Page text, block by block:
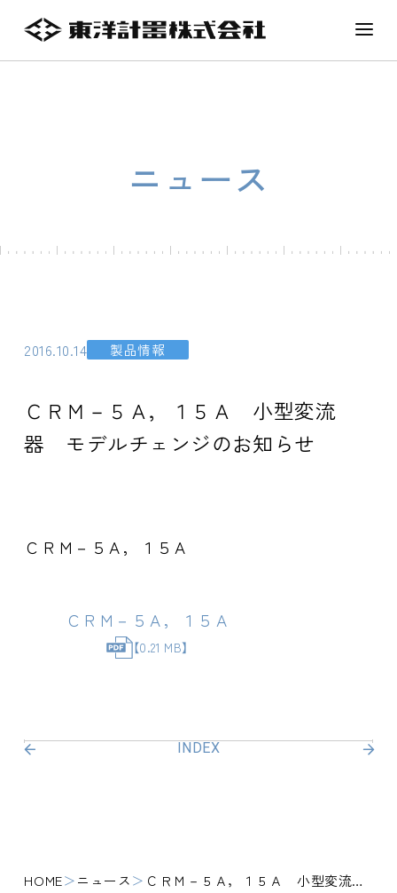
ニュース
2016.10.14 製品情報
ＣＲＭ－５Ａ，１５Ａ 小型変流
器 モデルチェンジのお知らせ
ＣＲＭ－５Ａ，１５Ａ
ＣＲＭ－５Ａ，１５Ａ
【0.21 MB】
INDEX
HOME ニュース ＣＲＭ－５Ａ，１５Ａ 小型変流器 モデルチェンジのお知らせ